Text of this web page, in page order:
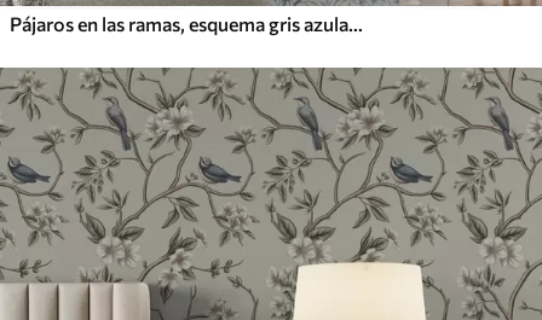
Pájaros en las ramas, esquema gris azulado